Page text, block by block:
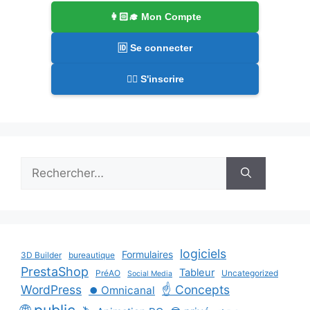
👩🏻‍🎓 Mon Compte
🆔 Se connecter
✍🏻 S'inscrire
Rechercher :
3D Builder bureautique Formulaires
logiciels
PrestaShop
PréAO Social Media Tableur Uncategorized
WordPress ⏺️ Omnicanal ☝️ Concepts